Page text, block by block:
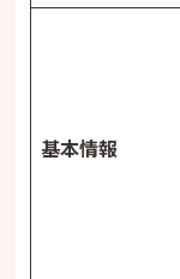
基本情報